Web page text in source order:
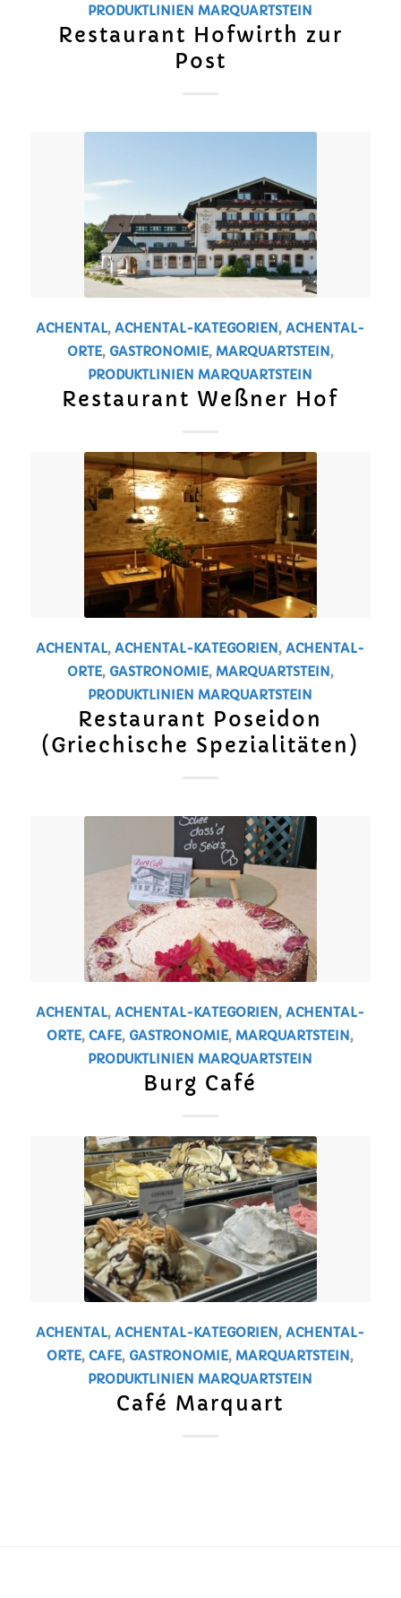
PRODUKTLINIEN MARQUARTSTEIN
Restaurant Hofwirth zur
Post
ACHENTAL,ACHENTAL-KATEGORIEN,ACHENTAL-
ORTE, GASTRONOMIE, MARQUARTSTEIN,
PRODUKTLINIEN MARQUARTSTEIN
Restaurant Weßner Hof
ACHENTAL,ACHENTAL-KATEGORIEN,ACHENTAL-
ORTE, GASTRONOMIE, MARQUARTSTEIN,
PRODUKTLINIEN MARQUARTSTEIN
Restaurant Poseidon
(Griechische Spezialitäten)
ACHENTAL,ACHENTAL-KATEGORIEN,ACHENTAL-
ORTE,CAFE, GASTRONOMIE, MARQUARTSTEIN,
PRODUKTLINIEN MARQUARTSTEIN
Burg Café
ACHENTAL,ACHENTAL-KATEGORIEN,ACHENTAL-
ORTE,CAFE, GASTRONOMIE, MARQUARTSTEIN,
PRODUKTLINIEN MARQUARTSTEIN
Café Marquart